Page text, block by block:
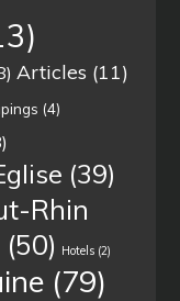
Articles (11)
(4)
(39)
Rhin
(50) Hotels (2)
(79)